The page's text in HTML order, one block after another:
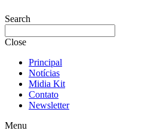
Search
Close
Principal
Notícias
Midia Kit
Contato
Newsletter
Menu